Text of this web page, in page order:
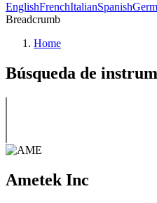
EnglishFrenchItalianSpanish
Breadcrumb
Home
Búsqueda de
Ametek Inc